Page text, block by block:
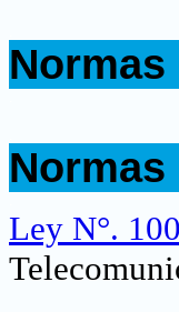
Normas
Ley N°.